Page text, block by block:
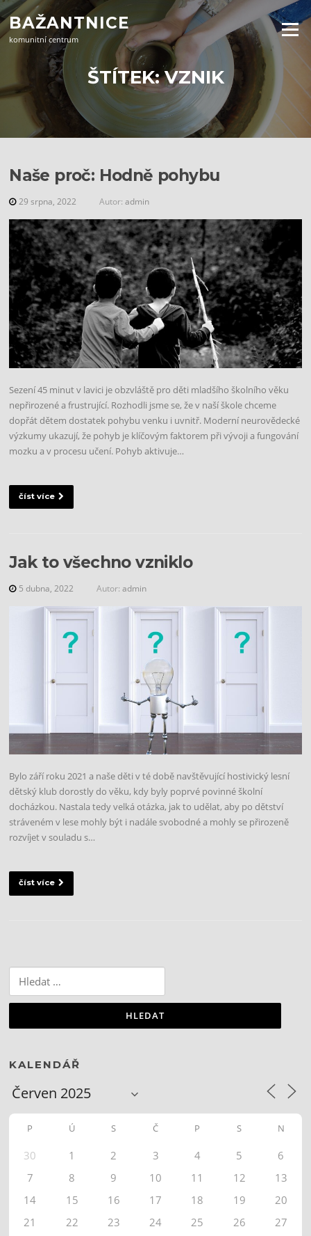
Přeskočit
na
obsah
BAŽANTNICE
komunitní centrum
Menu
ŠTÍTEK:VZNIK
Naše proč: Hodně pohybu
29 srpna, 2022 Autor:admin
Sezení 45 minut v lavici je obzvláště pro děti mladšího školního věku
nepřirozené a frustrující. Rozhodli jsme se, že v naší škole chceme
dopřát dětem dostatek pohybu venku i uvnitř. Moderní neurovědecké
výzkumy ukazují, že pohyb je klíčovým faktorem při vývoji a fungování
mozku a v procesu učení. Pohyb aktivuje…
číst více
Jak to všechno vzniklo
5 dubna, 2022 Autor:admin
Bylo září roku 2021 a naše děti v té době navštěvující hostivický lesní
dětský klub dorostly do věku, kdy byly poprvé povinné školní
docházkou. Nastala tedy velká otázka, jak to udělat, aby po dětství
stráveném v lese mohly být i nadále svobodné a mohly se přirozeně
rozvíjet v souladu s…
číst více
KALENDÁŘ
P Ú S Č P S N
30 1 2 3 4 5
6
7
8 9 10 11 12
13
14
15 16 17 18 19
20
21
22 23 24 25 26
27